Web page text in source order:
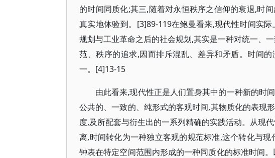
的时间同质化;其三,随着对永恒秩序之信仰的衰退,时
真实地体验到。[3]89-119在鲍曼看来,现代性时间实
规划与工业革命之后的社会规划,其实是一种对统一、
范、秩序的追求,因而排斥混乱、差异和矛盾。时间
一。[4]13-15
由此看来,现代性正是人们置身其中的一种新的时
公共的、一致的、纯形式的客观时间,其物质化的表现
度,及所配套与衍生出的一系列精确的实践活动。从现
离,时间转化为一种独立客观的规范标准,这个转化与
钟表在特定空间范围内形成的一种同质化的标准时间